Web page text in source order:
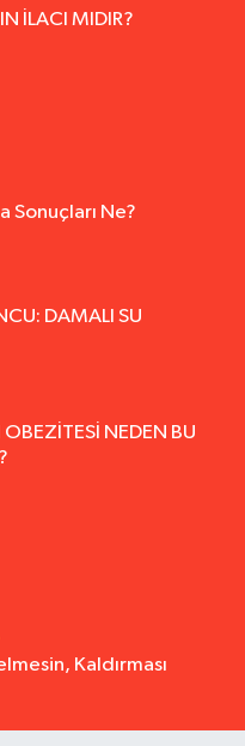
İLACI MIDIR?
Sonuçları Ne?
DAMALI SU
NEDEN BU
Kaldırması